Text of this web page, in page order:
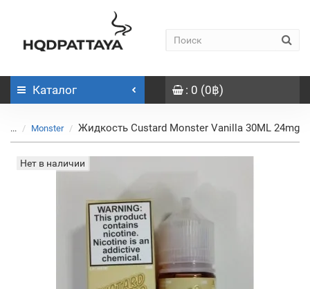
Каталог : 0 (0฿)
... Monster Жидкость Custard Monster Vanilla 30ML 24mg
Нет в наличии